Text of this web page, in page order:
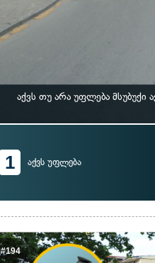
აქვს თუ არა უფლება
1 აქვს უფლება
#194